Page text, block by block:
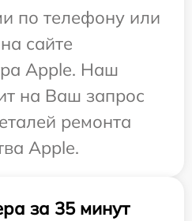
по телефону или
сайте
Apple. Наш
на Ваш запрос
ремонта
Apple.
за 35 минут